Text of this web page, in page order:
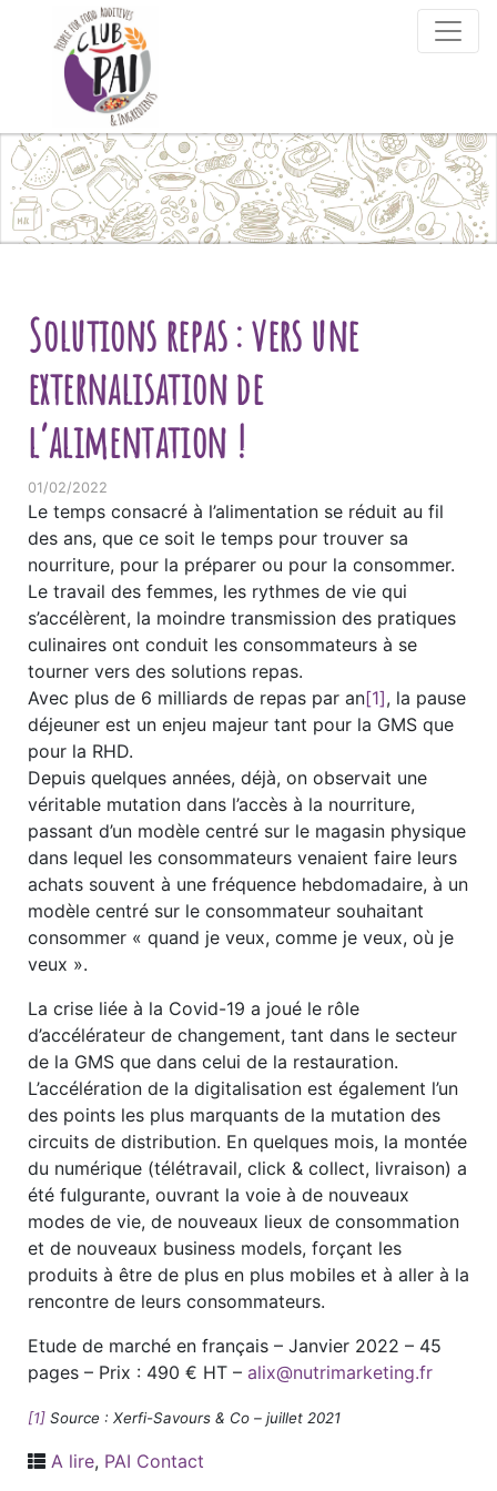
Skip to content
Solutions repas : vers une
externalisation de
l’alimentation !
01/02/2022
Le temps consacré à l’alimentation se réduit au fil
des ans, que ce soit le temps pour trouver sa
nourriture, pour la préparer ou pour la consommer.
Le travail des femmes, les rythmes de vie qui
s’accélèrent, la moindre transmission des pratiques
culinaires ont conduit les consommateurs à se
tourner vers des solutions repas.
Avec plus de 6 milliards de repas par an[1], la pause
déjeuner est un enjeu majeur tant pour la GMS que
pour la RHD.
Depuis quelques années, déjà, on observait une
véritable mutation dans l’accès à la nourriture,
passant d’un modèle centré sur le magasin physique
dans lequel les consommateurs venaient faire leurs
achats souvent à une fréquence hebdomadaire, à un
modèle centré sur le consommateur souhaitant
consommer « quand je veux, comme je veux, où je
veux ».
La crise liée à la Covid-19 a joué le rôle
d’accélérateur de changement, tant dans le secteur
de la GMS que dans celui de la restauration.
L’accélération de la digitalisation est également l’un
des points les plus marquants de la mutation des
circuits de distribution. En quelques mois, la montée
du numérique (télétravail, click & collect, livraison) a
été fulgurante, ouvrant la voie à de nouveaux
modes de vie, de nouveaux lieux de consommation
et de nouveaux business models, forçant les
produits à être de plus en plus mobiles et à aller à la
rencontre de leurs consommateurs.
Etude de marché en français – Janvier 2022 – 45
pages – Prix : 490 € HT – alix@nutrimarketing.fr
[1] Source : Xerfi-Savours & Co – juillet 2021
A lire, PAI Contact